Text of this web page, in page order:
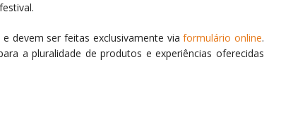
devem ser feitas exclusivamente viaformulário online.
a pluralidade de produtos e experiências oferecidas